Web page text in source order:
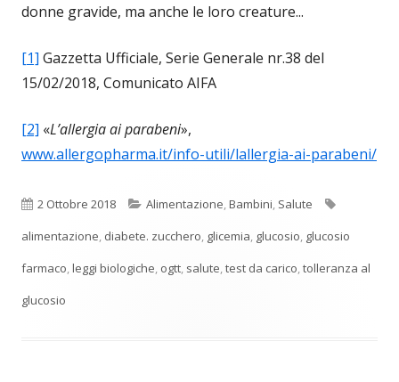
donne gravide, ma anche le loro creature...
[1] Gazzetta Ufficiale, Serie Generale nr.38 del
15/02/2018, Comunicato AIFA
[2] «L’allergia ai parabeni»,
www.allergopharma.it/info-utili/lallergia-ai-parabeni/
Pubblicato
2 Ottobre 2018 Categorie
Alimentazione,Bambini, Salute
alimentazione, diabete. zucchero, glicemia, glucosio, glucosio
farmaco,leggi biologiche, ogtt, salute,test da carico,tolleranza al
glucosio